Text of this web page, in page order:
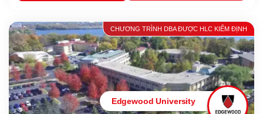
CHƯƠNG TRÌNH DBA ĐƯỢC HLC KIỂM ĐỊNH
Edgewood University